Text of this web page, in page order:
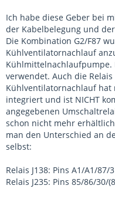
Ich habe diese Geber bei
der Kabelbelegung und
Die Kombination G2/F87
Kühlventilatornachlauf
Kühlmittelnachlaufpumpe.
verwendet. Auch die
Kühlventilatornachlauf hat
integriert und ist NICHT
angegebenen
schon nicht mehr
man den Unterschied an
selbst:
Relais J138: Pins A1/A1/87/
Relais J235: Pins 85/86/30/